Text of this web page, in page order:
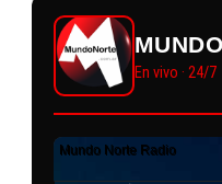
En vivo · 24/7